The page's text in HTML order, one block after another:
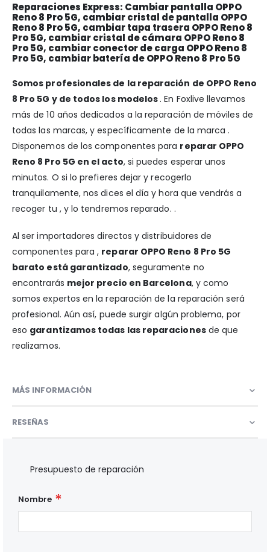
Reparaciones Express: Cambiar pantalla OPPO
Reno 8 Pro 5G, cambiar cristal de pantalla OPPO
Reno 8 Pro 5G, cambiar tapa trasera OPPO Reno 8
Pro 5G, cambiar cristal de cámara OPPO Reno 8
Pro 5G, cambiar conector de carga OPPO Reno 8
Pro 5G, cambiar batería de OPPO Reno 8 Pro 5G
Somos profesionales de la reparación de OPPO Reno
8 Pro 5G y de todos los modelos. En Foxlive llevamos
más de 10 años dedicados a la reparación de móviles de
todas las marcas, y específicamente de la marca .
Disponemos de los componentes para reparar OPPO
Reno 8 Pro 5G en el acto, si puedes esperar unos
minutos. O si lo prefieres dejar y recogerlo
tranquilamente, nos dices el día y hora que vendrás a
recoger tu , y lo tendremos reparado. .
Al ser importadores directos y distribuidores de
componentes para , reparar OPPO Reno 8 Pro 5G
barato está garantizado, seguramente no
encontrarás mejor precio en Barcelona, y como
somos expertos en la reparación de la reparación será
profesional. Aún así, puede surgir algún problema, por
eso garantizamos todas las reparacionesde que
realizamos.
MÁS INFORMACIÓN
RESEÑAS
Presupuesto de reparación
Nombre